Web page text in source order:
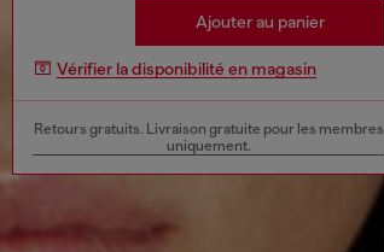
Ajouter au panier
Vérifier la disponibilité en magasin
Retours gratuits. Livraison gratuite pour les membres
uniquement.